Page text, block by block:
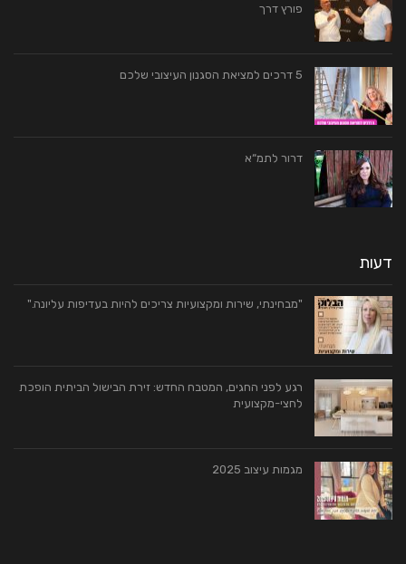
פורץ דרך
5 דרכים למציאת הסגנון העיצובי שלכם
דרור לתמ“א
דעות
"מבחינתי, שירות ומקצועיות צריכים להיות בעדיפות עליונה."
רגע לפני החגים, המטבח החדש: זירת הבישול הביתית הופכת
לחצי-מקצועית
מגמות עיצוב 2025